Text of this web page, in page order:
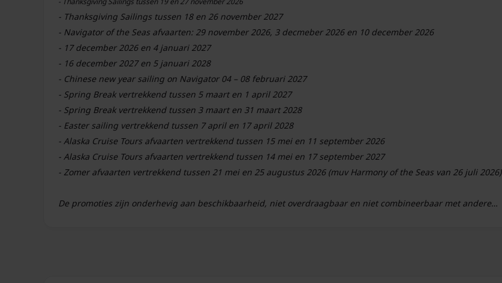
- Thanksgiving Sailings tussen 18 en 26 november 2027
- Navigator of the Seas afvaarten: 29 november 2026, 3 decmeber 2026 en 10 december 2026
- 17 december 2026 en 4 januari 2027
- 16 december 2027 en 5 januari 2028
- Chinese new year sailing on Navigator 04 – 08 februari 2027
- Spring Break vertrekkend tussen 5 maart en 1 april 2027
- Spring Break vertrekkend tussen 3 maart en 31 maart 2028
- Easter sailing vertrekkend tussen 7 april en 17 april 2028
- Alaska Cruise Tours afvaarten vertrekkend tussen 15 mei en 11 september 2026
- Alaska Cruise Tours afvaarten vertrekkend tussen 14 mei en 17 september 2027
- Zomer afvaarten vertrekkend tussen 21 mei en 25 augustus 2026 (muv Harmony of the Seas van 26 juli 2026)
De promoties zijn onderhevig aan beschikbaarheid, niet overdraagbaar en niet combineerbaar met andere